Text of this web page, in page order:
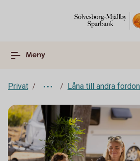
Meny
Privat Låna till andra fordon